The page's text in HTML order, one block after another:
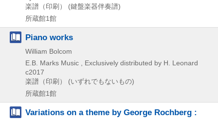
楽譜（印刷） (鍵盤楽器伴奏譜)
所蔵館1館
Piano works
William Bolcom
E.B. Marks Music , Exclusively distributed by H. Leonard
c2017
楽譜（印刷） (いずれでもないもの)
所蔵館1館
Variations on a theme by George Rochberg :